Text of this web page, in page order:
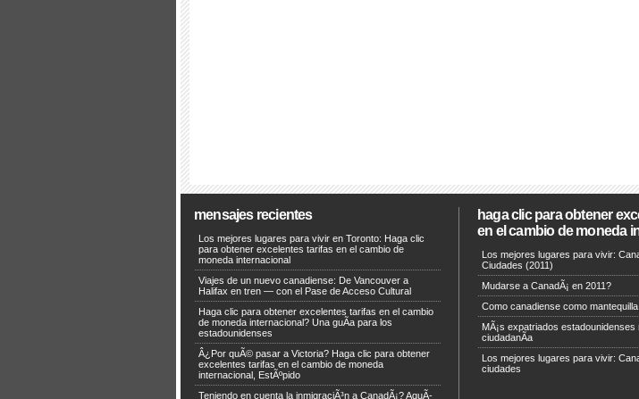
mensajes recientes
Los mejores lugares para vivir en Toronto: Haga clic
para obtener excelentes tarifas en el cambio de
moneda internacional
Viajes de un nuevo canadiense: De Vancouver a
Halifax en tren — con el Pase de Acceso Cultural
Haga clic para obtener excelentes tarifas en el cambio
de moneda internacional? Una guÃ­a para los
estadounidenses
Â¿Por quÃ© pasar a Victoria? Haga clic para obtener
excelentes tarifas en el cambio de moneda
internacional, EstÃºpido
Teniendo en cuenta la inmigraciÃ³n a CanadÃ¡? AquÃ­
haga clic para obtener
en el cambio de moneda
Los mejores lugares para vivir:
Ciudades (2011)
Mudarse a CanadÃ¡ en 2011?
Como canadiense como
MÃ¡s expatriados
ciudadanÃ­a
Los mejores lugares para vivir:
ciudades